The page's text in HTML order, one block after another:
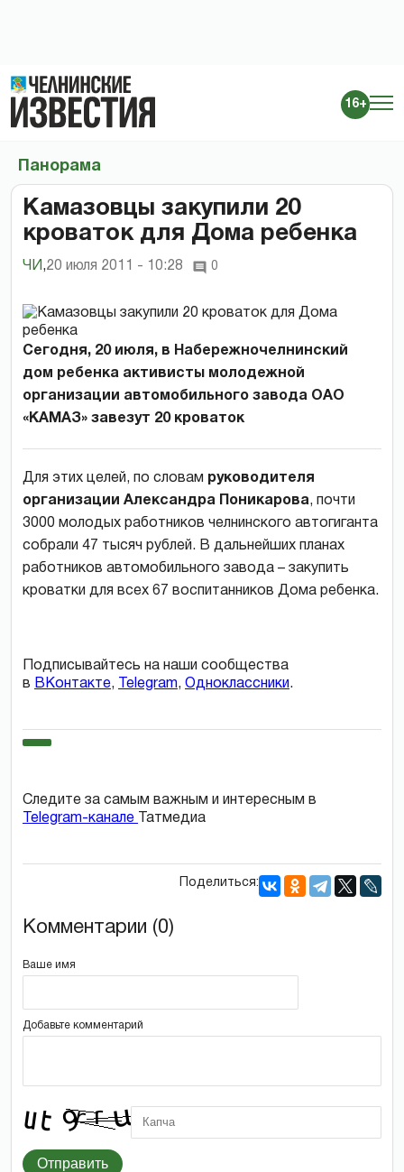
16+
Панорама
Камазовцы закупили 20
кроваток для Дома ребенка
ЧИ ,20 июля 2011 - 10:28 0
Сегодня, 20 июля, в Набережночелнинский
дом ребенка активисты молодежной
организации автомобильного завода ОАО
«КАМАЗ» завезут 20 кроваток
Для этих целей, по словам руководителя
организации Александра Поникарова, почти
3000 молодых работников челнинского автогиганта
собрали 47 тысяч рублей. В дальнейших планах
работников автомобильного завода – закупить
кроватки для всех 67 воспитанников Дома ребенка.
Подписывайтесь на наши сообщества
в ВКонтакте, Telegram, Одноклассники.
Следите за самым важным и интересным в
Telegram-канале
Татмедиа
Поделиться:
Комментарии (0)
Ваше имя
Добавьте комментарий
Отправить